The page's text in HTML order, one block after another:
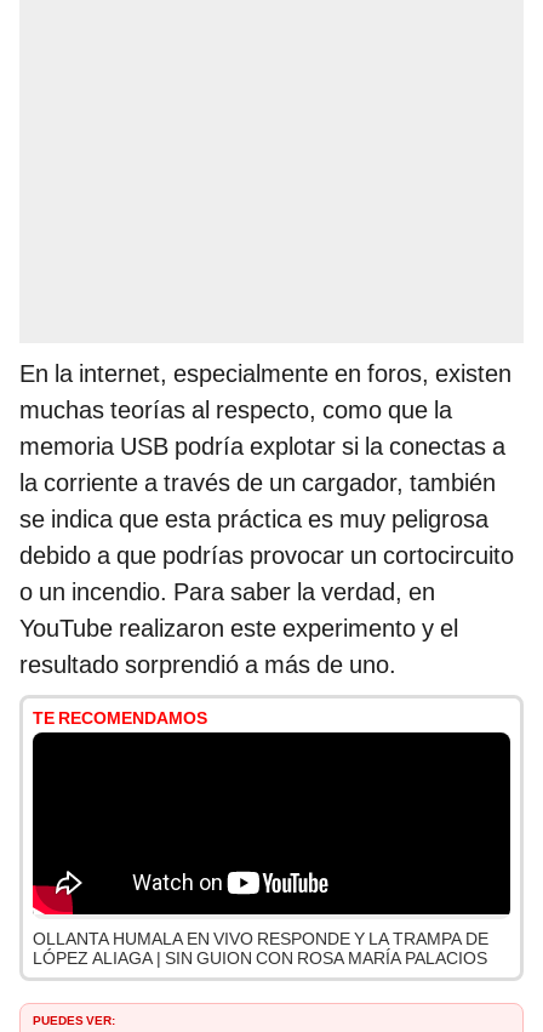
En la internet, especialmente en foros, existen
muchas teorías al respecto, como que la
memoria USB podría explotar si la conectas a
la corriente a través de un cargador, también
se indica que esta práctica es muy peligrosa
debido a que podrías provocar un cortocircuito
o un incendio. Para saber la verdad, en
YouTube realizaron este experimento y el
resultado sorprendió a más de uno.
TE RECOMENDAMOS
OLLANTA HUMALA EN VIVO RESPONDE Y LA TRAMPA DE
LÓPEZ ALIAGA | SIN GUION CON ROSA MARÍA PALACIOS
PUEDES VER: